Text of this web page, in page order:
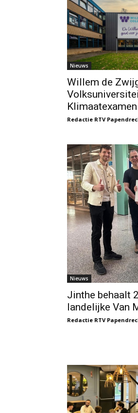
Nieuws
Willem de
Klimaatexamen
Redactie RTV
Nieuws
Jinthe behaalt
landelijke Van
Redactie RTV